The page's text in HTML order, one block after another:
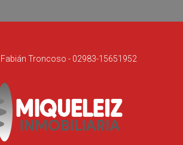
Troncoso - 02983-15651952